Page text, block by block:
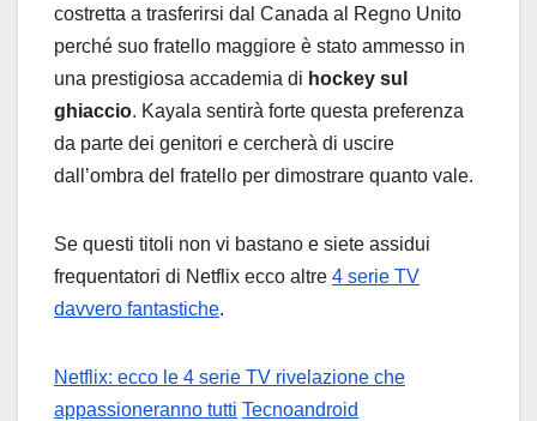
costretta a trasferirsi dal Canada al Regno Unito
perché suo fratello maggiore è stato ammesso in
una prestigiosa accademia di hockey sul
ghiaccio. Kayala sentirà forte questa preferenza
da parte dei genitori e cercherà di uscire
dall’ombra del fratello per dimostrare quanto vale.
Se questi titoli non vi bastano e siete assidui
frequentatori di Netflix ecco altre 4 serie TV
davvero fantastiche.
Netflix: ecco le 4 serie TV rivelazione che
appassioneranno tutti Tecnoandroid